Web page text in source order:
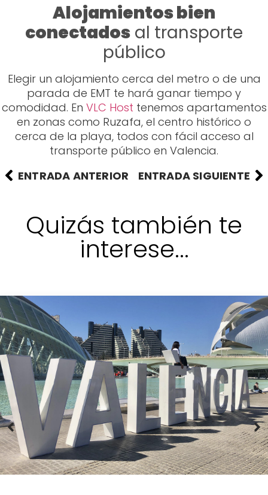
Alojamientos bien
conectados al transporte
público
Elegir un alojamiento cerca del metro o de una
parada de EMT te hará ganar tiempo y
comodidad. En VLC Host tenemos apartamentos
en zonas como Ruzafa, el centro histórico o
cerca de la playa, todos con fácil acceso al
transporte público en Valencia.
ENTRADA ANTERIOR
ENTRADA SIGUIENTE
Quizás también te
interese...